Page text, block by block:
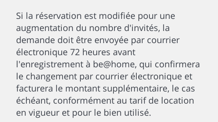
Si la réservation est modifiée pour une
augmentation du nombre d'invités, la
demande doit être envoyée par courrier
électronique 72 heures avant
l'enregistrement à be@home, qui confirmera
le changement par courrier électronique et
facturera le montant supplémentaire, le cas
échéant, conformément au tarif de location
en vigueur et pour le bien utilisé.